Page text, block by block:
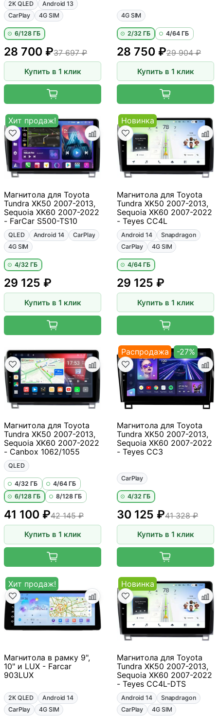
2K QLED
Android 13
CarPlay
4G SIM
6/128 ГБ
37 697 ₽
28 700 ₽
Купить в 1 клик
4G SIM
2/32 ГБ 4/64 ГБ
28 750 ₽29 904 ₽
Купить в 1 клик
Хит продаж!
Магнитола для Toyota
Tundra XK50 2007-2013,
Sequoia XK60 2007-2022
- FarCar S500-TS10
QLED Android 14
CarPlay
4G SIM
4/32 ГБ
29 125 ₽
Купить в 1 клик
Новинка
Магнитола для Toyota
Tundra XK50 2007-2013,
Sequoia XK60 2007-2022
- Teyes CC4L
Android 14
Snapdragon
CarPlay
4G SIM
4/64 ГБ
29 125 ₽
Купить в 1 клик
Магнитола для Toyota
Tundra XK50 2007-2013,
Sequoia XK60 2007-2022
- Canbox 1062/1055
QLED
4/32 ГБ
4/64 ГБ
6/128 ГБ
8/128 ГБ
41 100 ₽42 145 ₽
Купить в 1 клик
Распродажа -27%
Магнитола для Toyota
Tundra XK50 2007-2013,
Sequoia XK60 2007-2022
- Teyes CC3
CarPlay
4/32 ГБ
41 328 ₽
30 125 ₽
Купить в 1 клик
Хит продаж!
Магнитола в рамку 9",
10" и LUX - Farcar
903LUX
2K QLED
Android 14
CarPlay
4G SIM
Новинка
Магнитола для Toyota
Tundra XK50 2007-2013,
Sequoia XK60 2007-2022
- Teyes CC4L-DTS
Android 14
Snapdragon
CarPlay
4G SIM